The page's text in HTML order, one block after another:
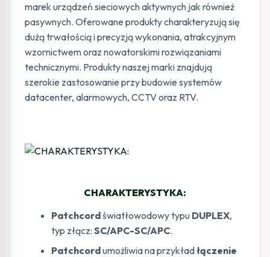
marek urządzeń sieciowych aktywnych jak również
pasywnych. Oferowane produkty charakteryzują się
dużą trwałością i precyzją wykonania, atrakcyjnym
wzornictwem oraz nowatorskimi rozwiązaniami
technicznymi. Produkty naszej marki znajdują
szerokie zastosowanie przy budowie systemów
datacenter, alarmowych, CCTV oraz RTV.
CHARAKTERYSTYKA:
Patchcordświatłowodowy typu DUPLEX,
typ złącz: SC/APC-SC/APC.
Patchcordumożliwia na przykładłączenie